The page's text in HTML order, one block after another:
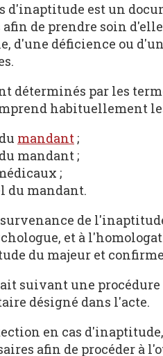
d'inaptitude est un
de prendre soin
d'une déficience ou
déterminés par les
habituellement
mandant ;
mandant ;
;
du mandant.
de
et à
du majeur et
suivant une
désigné dans l'acte.
en cas
afin de procéder à